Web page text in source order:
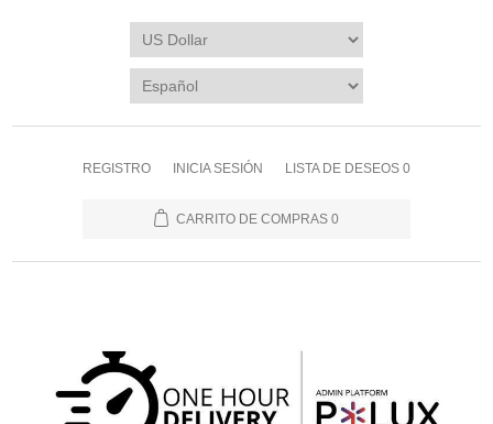
REGISTRO INICIA SESIÓN LISTA DE DESEOS 0
CARRITO DE COMPRAS 0